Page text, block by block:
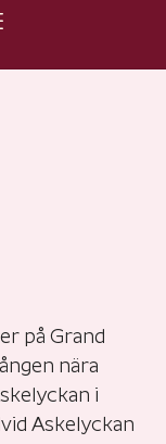
på Grand
nära
i
Askelyckan